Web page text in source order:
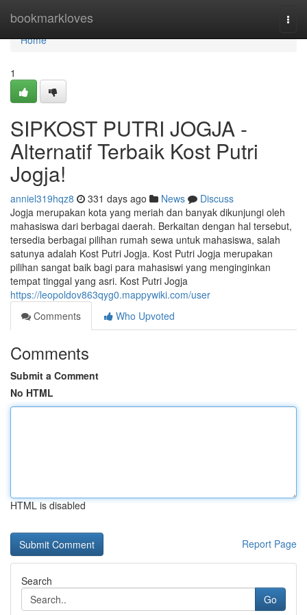
bookmarkloves
Home
Home
1
SIPKOST PUTRI JOGJA -
Alternatif Terbaik Kost Putri
Jogja!
anniel319hqz8 331 days ago News
Discuss
Jogja merupakan kota yang meriah dan banyak dikunjungi oleh
mahasiswa dari berbagai daerah. Berkaitan dengan hal tersebut,
tersedia berbagai pilihan rumah sewa untuk mahasiswa, salah
satunya adalah Kost Putri Jogja. Kost Putri Jogja merupakan
pilihan sangat baik bagi para mahasiswi yang menginginkan
tempat tinggal yang asri. Kost Putri Jogja
https://leopoldov863qyg0.mappywiki.com/user
Comments
Who Upvoted
Comments
Submit a Comment
No HTML
HTML is disabled
Report Page
Search
Go